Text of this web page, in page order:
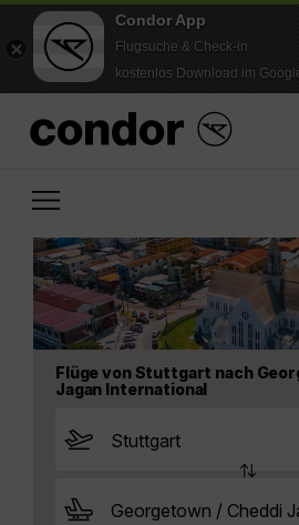
Condor App
Flugsuche & Check-in
kostenlos Download im
Flüge von Stuttgart nach
Jagan International